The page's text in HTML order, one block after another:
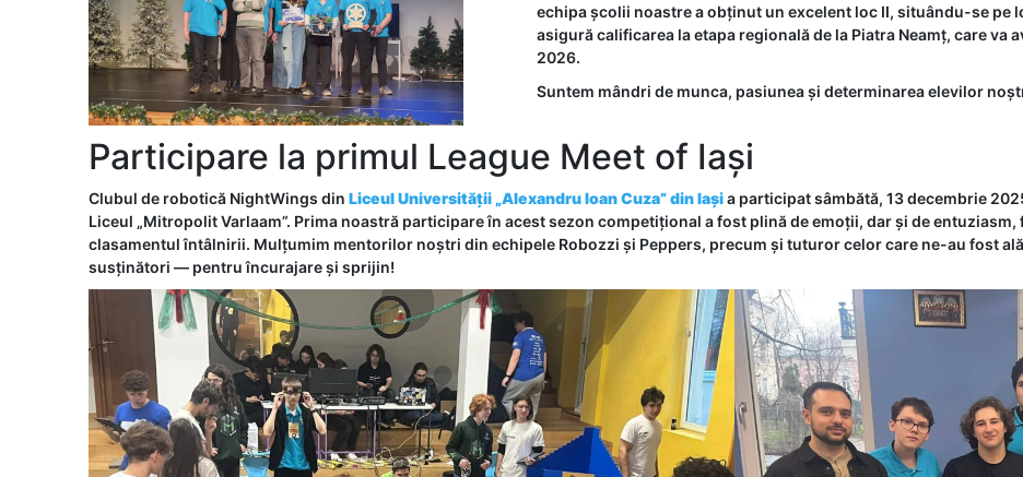
echipa școlii noastre a obținut un excelent loc II, situându-se pe
asigură calificarea la etapa regională de la Piatra Neamț, care va
2026.
Suntem mândri de munca, pasiunea și determinarea elevilor
Participare la primul League Meet of Iași
Clubul de robotică NightWings din Liceul Universității „Alexandru Ioan Cuza” din Iașia participat sâmbătă, 13 decembrie
Liceul „Mitropolit Varlaam”. Prima noastră participare în acest sezon competițional a fost plină de emoții, dar și de
clasamentul întâlnirii. Mulțumim mentorilor noștri din echipele Robozzi și Peppers, precum și tuturor celor care ne-au fost
susținători — pentru încurajare și sprijin!